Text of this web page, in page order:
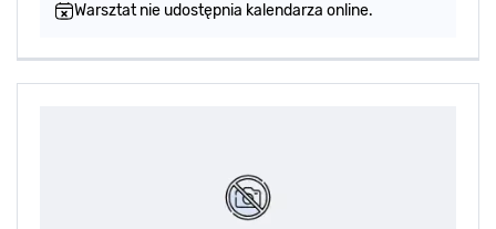
Warsztat nie udostępnia kalendarza online.